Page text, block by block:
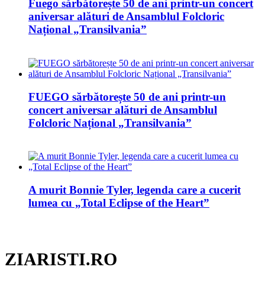
Fuego sărbătorește 50 de ani printr-un concert
aniversar alături de Ansamblul Folcloric
Național „Transilvania”
FUEGO sărbătorește 50 de ani printr-un
concert aniversar alături de Ansamblul
Folcloric Național „Transilvania”
A murit Bonnie Tyler, legenda care a cucerit
lumea cu „Total Eclipse of the Heart”
ZIARISTI.RO